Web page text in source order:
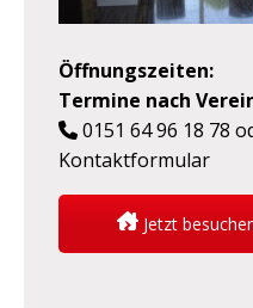
Öffnungszeiten:
Termine nach
0151 64 96 18 78
Kontaktformular
Jetzt